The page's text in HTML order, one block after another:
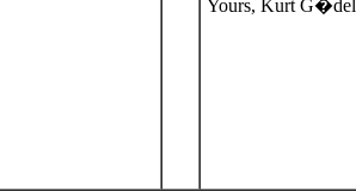
Yours, Kurt G�del